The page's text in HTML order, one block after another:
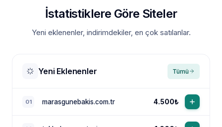
İstatistiklere Göre Siteler
Yeni eklenenler, indirimdekiler, en çok satılanlar.
Yeni Eklenenler Tümü
01 marasgunebakis.com.tr 4.500₺